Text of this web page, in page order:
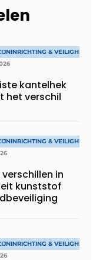
& VEILIGHEID
kantelhek
het verschil
& VEILIGHEID
in
kunststof
& VEILIGHEID